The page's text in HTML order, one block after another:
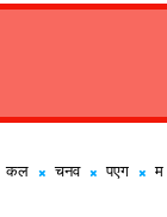
कल चनव पएग म